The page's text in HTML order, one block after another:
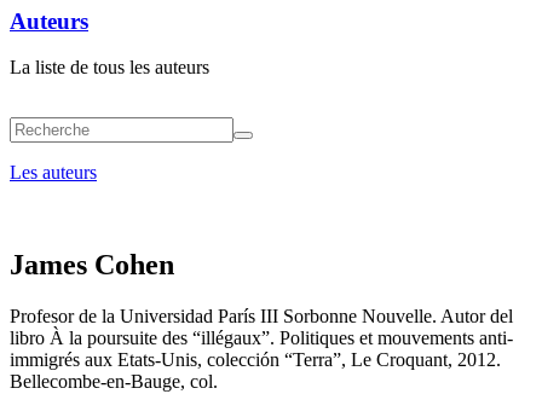
Auteurs
La liste de tous les auteurs
Les auteurs
James Cohen
Profesor de la Universidad París III Sorbonne Nouvelle. Autor del
libro À la poursuite des “illégaux”. Politiques et mouvements anti-
immigrés aux Etats-Unis, colección “Terra”, Le Croquant, 2012.
Bellecombe-en-Bauge, col.